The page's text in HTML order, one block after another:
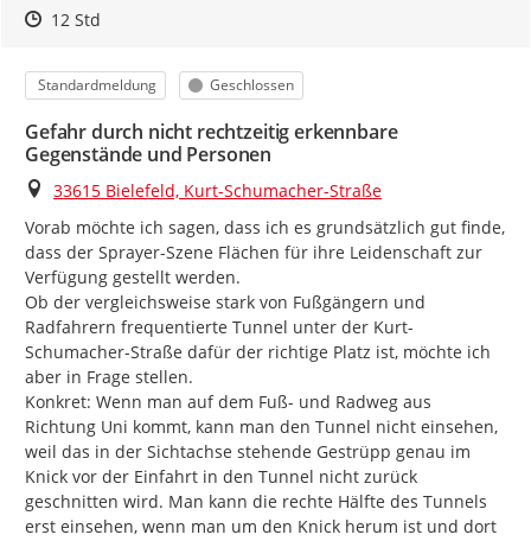
Zeitpunkt des Erstellens
Zeitpunkt des Erstellens
12 StdZur Äußerung
Kategorie
Standardmeldung Status
Geschlossen
Gefahr durch nicht rechtzeitig erkennbare
Gegenstände und Personen
Ort
33615 Bielefeld, Kurt-Schumacher-Straße
Vorab möchte ich sagen, dass ich es grundsätzlich gut finde,
dass der Sprayer-Szene Flächen für ihre Leidenschaft zur
Verfügung gestellt werden.
Ob der vergleichsweise stark von Fußgängern und
Radfahrern frequentierte Tunnel unter der Kurt-
Schumacher-Straße dafür der richtige Platz ist, möchte ich
aber in Frage stellen.
Konkret: Wenn man auf dem Fuß- und Radweg aus
Richtung Uni kommt, kann man den Tunnel nicht einsehen,
weil das in der Sichtachse stehende Gestrüpp genau im
Knick vor der Einfahrt in den Tunnel nicht zurück
geschnitten wird. Man kann die rechte Hälfte des Tunnels
erst einsehen, wenn man um den Knick herum ist und dort